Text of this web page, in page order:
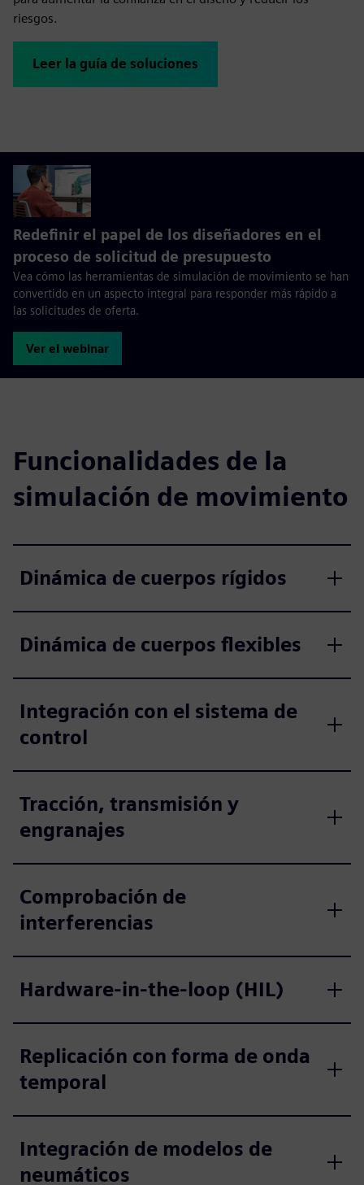
riesgos.
Leer la guía de soluciones
Redefinir el papel de los diseñadores en el
proceso de solicitud de presupuesto
Vea cómo las herramientas de simulación de movimiento se han
convertido en un aspecto integral para responder más rápido a
las solicitudes de oferta.
Ver el webinar
Funcionalidades de la
simulación de movimiento
Dinámica de cuerpos rígidos
Dinámica de cuerpos flexibles
Integración con el sistema de
control
Tracción, transmisión y
engranajes
Comprobación de
interferencias
Hardware-in-the-loop (HIL)
Replicación con forma de onda
temporal
Integración de modelos de
neumáticos